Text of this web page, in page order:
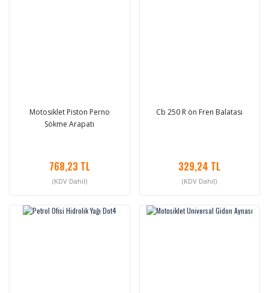
Motosiklet Piston Perno
Sökme Arapatı
768,23 TL
(KDV Dahil)
Cb 250 R ön Fren Balatası
329,24 TL
(KDV Dahil)